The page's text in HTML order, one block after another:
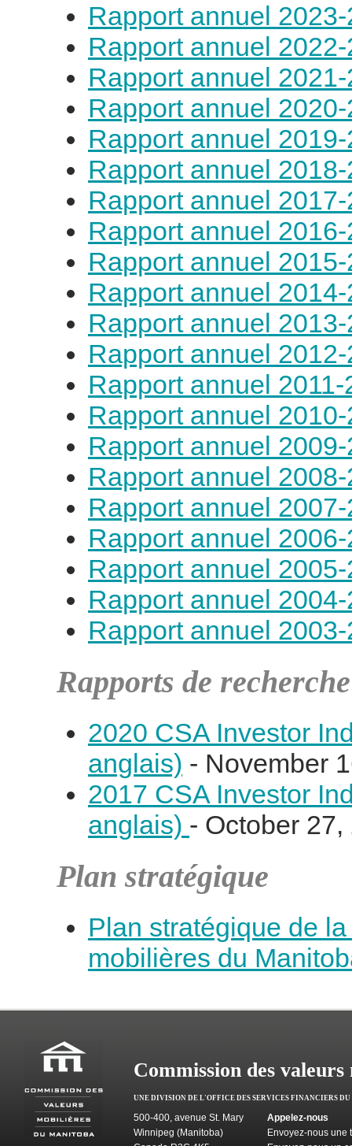
Rapport annuel
Rapport annuel
Rapport annuel
Rapport annuel
Rapport annuel
Rapport annuel
Rapport annuel
Rapport annuel
Rapport annuel
Rapport annuel
Rapport annuel
Rapport annuel
Rapport annuel 2011-
Rapport annuel 2010-
Rapport annuel
Rapport annuel
Rapport annuel
Rapport annuel
Rapport annuel
Rapport annuel
Rapport annuel
Rapports de recherche
2020 CSA Investor
anglais) - November
2017 CSA Investor
anglais) - October
Plan stratégique
Plan stratégique de
mobilières du
Commission des
UNE DIVISION DE L'OFFICE DES SERVICES FINANCIERS
500-400, avenue St. Mary
Winnipeg (Manitoba)
Appelez-nous
Envoyez-nous une